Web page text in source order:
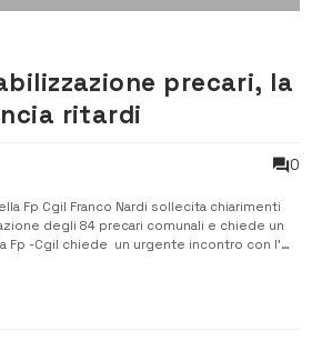
precari, la
ritardi
0
Fp Cgil Franco Nardi sollecita chiarimenti
degli 84 precari comunali e chiede un
Fp -Cgil chiede un urgente incontro con l’
stabilizzazione dei precari. Con...